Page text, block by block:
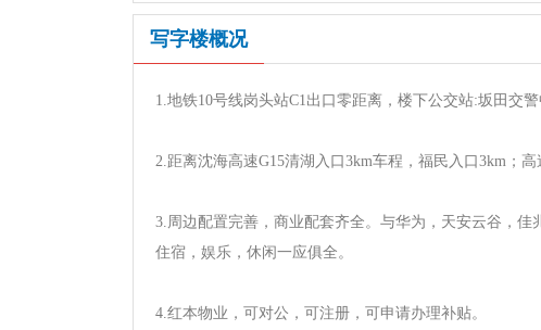
写字楼概况
1.地铁10号线岗头站C1出口零距离，楼下公交站:坂田交警
2.距离沈海高速G15清湖入口3km车程，福民入口3km；
3.周边配置完善，商业配套齐全。与华为，天安云谷，佳
住宿，娱乐，休闲一应俱全。
4.红本物业，可对公，可注册，可申请办理补贴。